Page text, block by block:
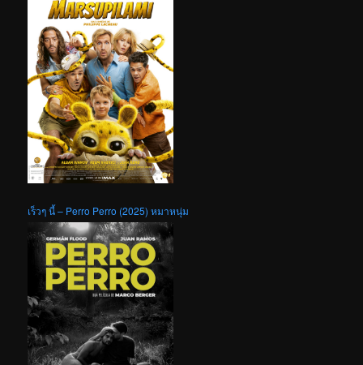
เร็วๆ นี้ – Perro Perro (2025) หมาหนุ่ม